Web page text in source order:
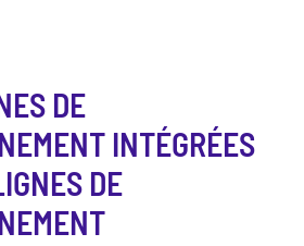
DE
INTÉGRÉES
DE